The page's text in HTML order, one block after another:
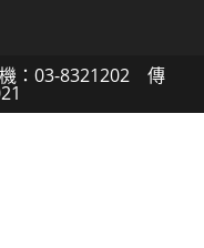
：03-8321202 傳